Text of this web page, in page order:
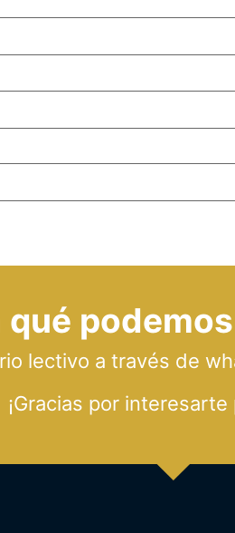
qué
lectivo a través de
¡Gracias por interesarte